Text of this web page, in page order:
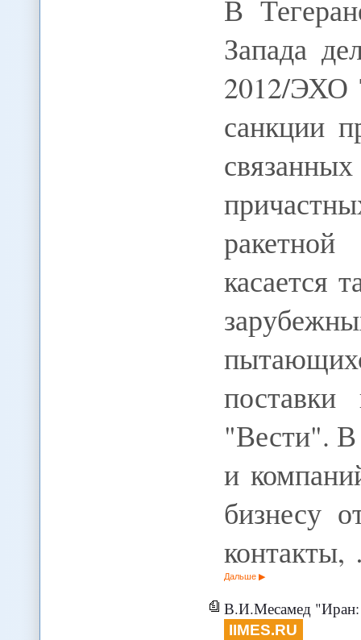
В
Запада
2012/
санкции
касается
"Вести". В
и
бизнесу
Дальше
В.И.Месамед "Иран:
IIMES.RU